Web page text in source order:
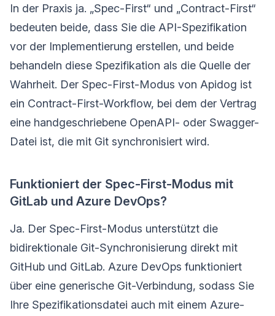
In der Praxis ja. „Spec-First“ und „Contract-First“
bedeuten beide, dass Sie die API-Spezifikation
vor der Implementierung erstellen, und beide
behandeln diese Spezifikation als die Quelle der
Wahrheit. Der Spec-First-Modus von Apidog ist
ein Contract-First-Workflow, bei dem der Vertrag
eine handgeschriebene OpenAPI- oder Swagger-
Datei ist, die mit Git synchronisiert wird.
Funktioniert der Spec-First-Modus mit
GitLab und Azure DevOps?
Ja. Der Spec-First-Modus unterstützt die
bidirektionale Git-Synchronisierung direkt mit
GitHub und GitLab. Azure DevOps funktioniert
über eine generische Git-Verbindung, sodass Sie
Ihre Spezifikationsdatei auch mit einem Azure-